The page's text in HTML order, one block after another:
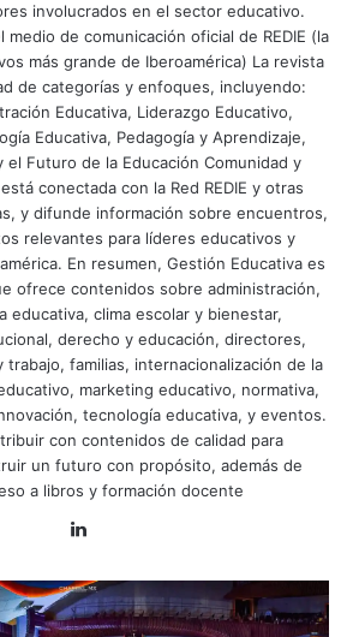
involucrados en el sector educativo.
de comunicación oficial de REDIE (la
más grande de Iberoamérica) La revista
de categorías y enfoques, incluyendo:
Educativa, Liderazgo Educativo,
Educativa, Pedagogía y Aprendizaje,
el Futuro de la Educación Comunidad y
conectada con la Red REDIE y otras
y difunde información sobre encuentros,
relevantes para líderes educativos y
En resumen, Gestión Educativa es
ofrece contenidos sobre administración,
educativa, clima escolar y bienestar,
derecho y educación, directores,
familias, internacionalización de la
marketing educativo, normativa,
tecnología educativa, y eventos.
con contenidos de calidad para
un futuro con propósito, además de
a libros y formación docente